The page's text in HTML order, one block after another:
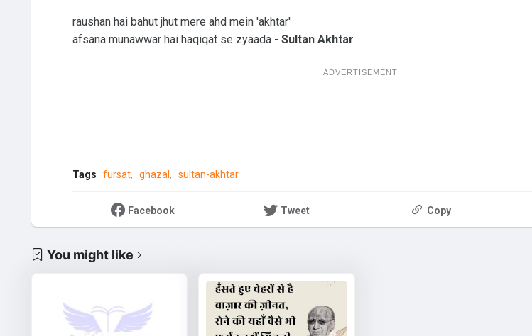
raushan hai bahut jhut mere ahd mein 'akhtar'
afsana munawwar hai haqiqat se zyaada - Sultan Akhtar
ADVERTISEMENT
Tags fursat ghazal sultan-akhtar
Facebook Tweet Copy
You might like